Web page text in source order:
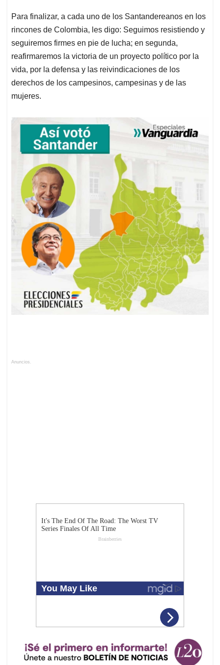
Para finalizar, a cada uno de los Santandereanos en los
rincones de Colombia, les digo: Seguimos resistiendo y
seguiremos firmes en pie de lucha; en segunda,
reafirmaremos la victoria de un proyecto político por la
vida, por la defensa y las reivindicaciones de los
derechos de los campesinos, campesinas y de las
mujeres.
Anuncios.